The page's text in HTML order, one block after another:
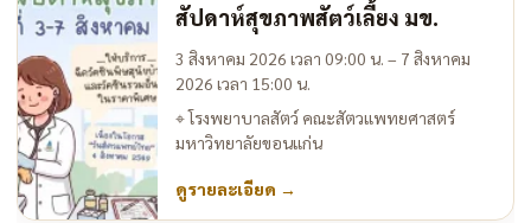
สัปดาห์สุขภาพสัตว์เลี้ยง มข.
3 สิงหาคม 2026 เวลา 09:00 น. – 7 สิงหาคม
2026 เวลา 15:00 น.
⌖โรงพยาบาลสัตว์ คณะสัตวแพทยศาสตร์
มหาวิทยาลัยขอนแก่น
ดูรายละเอียด →